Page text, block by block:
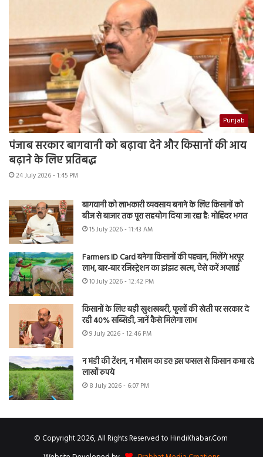
Punjab
पंजाब सरकार बागवानी को बढ़ावा देने और किसानों की आय
बढ़ाने के लिए प्रतिबद्ध
24 July 2026 - 1:45 PM
बागवानी को लाभकारी व्यवसाय बनाने के लिए किसानों को
बीज से बाजार तक पूरा सहयोग दिया जा रहा है: मोहिंदर भगत
15 July 2026 - 11:43 AM
Farmers ID Card बनेगा किसानों की पहचान, मिलेंगे भरपूर
लाभ, बार-बार रजिस्ट्रेशन का झंझट खत्म, ऐसे करें अप्लाई
10 July 2026 - 12:42 PM
किसानों के लिए बड़ी खुशखबरी, फूलों की खेती पर सरकार दे
रही 40% सब्सिडी, जानें कैसे मिलेगा लाभ
9 July 2026 - 12:46 PM
न मंडी की टेंशन, न मौसम का डर! इस फसल से किसान कमा रहे
लाखों रुपये
8 July 2026 - 6:07 PM
© Copyright 2026, All Rights Reserved to HindiKhabar.Com